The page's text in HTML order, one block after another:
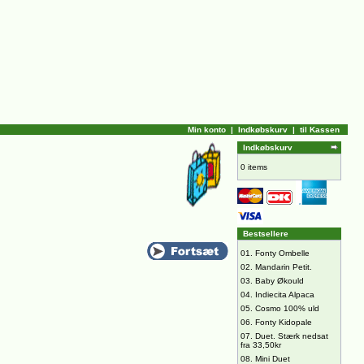
Min konto | Indkøbskurv | til Kassen
Indkøbskurv
0 items
Bestsellere
01. Fonty Ombelle
02. Mandarin Petit.
03. Baby Økould
04. Indiecita Alpaca
05. Cosmo 100% uld
06. Fonty Kidopale
07. Duet. Stærk nedsat
fra 33,50kr
08. Mini Duet